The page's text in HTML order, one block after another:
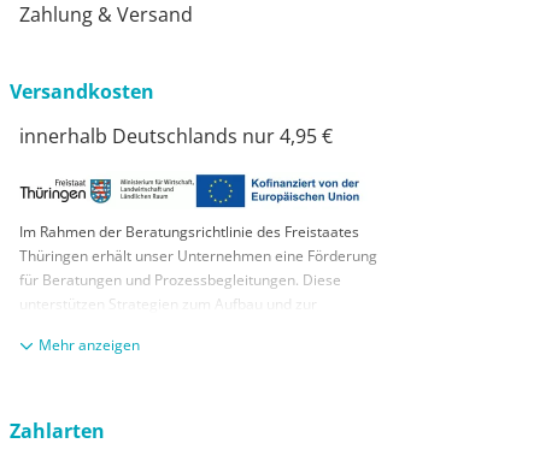
Zahlung & Versand
Versandkosten
innerhalb Deutschlands nur 4,95 €
Im Rahmen der Beratungsrichtlinie des Freistaates
Thüringen erhält unser Unternehmen eine Förderung
für Beratungen und Prozessbegleitungen. Diese
unterstützen Strategien zum Aufbau und zur
KMUs. Die daraus resultierenden Ergebnisse und
aus Mitteln des Europäischen Sozialfonds Plus und
anzeigen
Zahlarten